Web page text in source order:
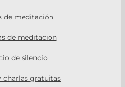
de meditación
de meditación
de silencio
charlas gratuitas